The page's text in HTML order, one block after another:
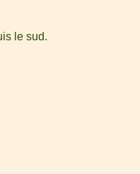
le sud.